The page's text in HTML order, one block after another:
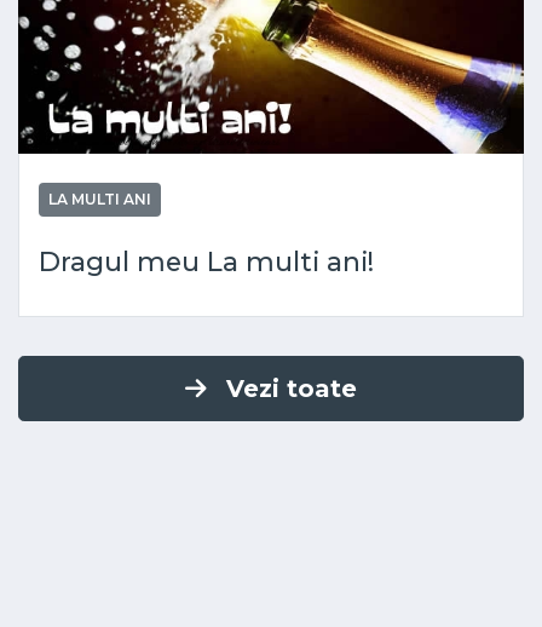
LA MULTI ANI
Dragul meu La multi ani!
Vezi toate